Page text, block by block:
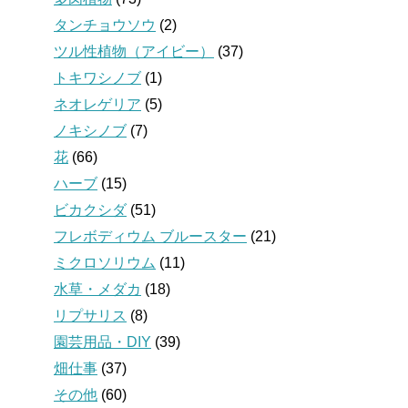
タンチョウソウ (2)
ツル性植物（アイビー）
(37)
トキワシノブ (1)
ネオレゲリア (5)
ノキシノブ (7)
花 (66)
ハーブ (15)
ビカクシダ(51)
フレボディウム ブルースター (21)
ミクロソリウム (11)
水草・メダカ (18)
リプサリス (8)
園芸用品・DIY (39)
畑仕事 (37)
その他 (60)